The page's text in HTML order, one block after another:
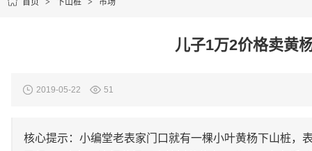
首页 > 下山桩 > 市场
儿子1万2价格卖黄
2019-05-22 51
核心提示：小编堂老表家门口就有一棵小叶黄杨下山桩，